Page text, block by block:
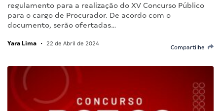
regulamento para a realização do XV Concurso Público
para o cargo de Procurador. De acordo com o
documento, serão ofertadas…
Yara Lima • 22 de Abril de 2024
Compartilhe